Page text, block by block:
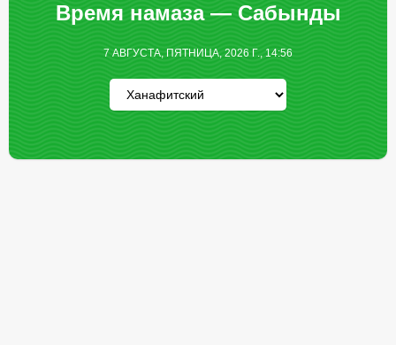
Время намаза — Сабынды
7 АВГУСТА, ПЯТНИЦА, 2026 Г., 14:56